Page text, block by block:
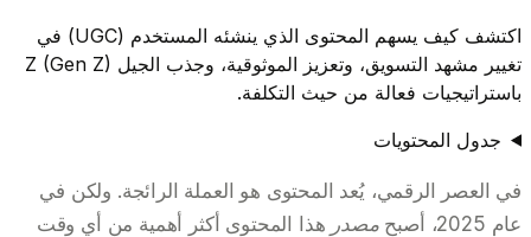
اكتشف كيف يسهم المحتوى الذي ينشئه المستخدم (UGC) في
تغيير مشهد التسويق، وتعزيز الموثوقية، وجذب الجيل Z (Gen Z)
باستراتيجيات فعالة من حيث التكلفة.
جدول المحتويات
في العصر الرقمي، يُعد المحتوى هو العملة الرائجة. ولكن في
عام 2025، أصبح
مصدر هذا المحتوى أكثر أهمية من أي وقت